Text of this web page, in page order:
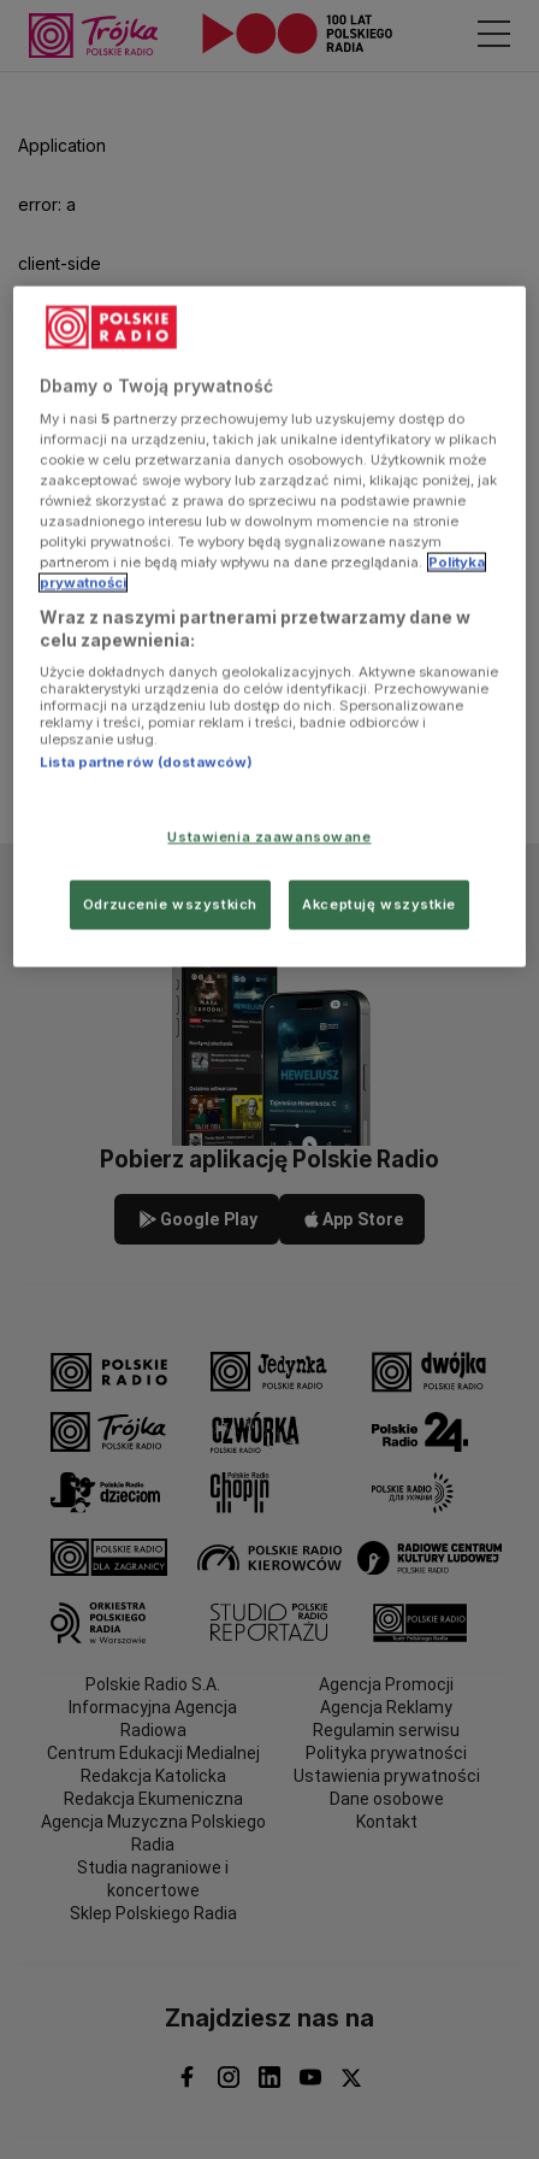
Application
error: a
client-side
exception
has
occurred
(see the
browser
console for
more
information)
aby
odtwarzać.
Pobierz aplikację Polskie Radio
Google Play App Store
Polskie Radio S.A.
Informacyjna Agencja
Radiowa
Centrum Edukacji Medialnej
Redakcja Katolicka
Redakcja Ekumeniczna
Agencja Muzyczna Polskiego
Radia
Studia nagraniowe i
koncertowe
Sklep Polskiego Radia
Agencja Promocji
Agencja Reklamy
Regulamin serwisu
Polityka prywatności
Ustawienia prywatności
Dane osobowe
Kontakt
Znajdziesz nas na
Dbamy o Twoją prywatność
My i nasi5 partnerzy przechowujemy lub uzyskujemy dostęp do
informacji na urządzeniu, takich jak unikalne identyfikatory w plikach
cookie w celu przetwarzania danych osobowych. Użytkownik może
zaakceptować swoje wybory lub zarządzać nimi, klikając poniżej, jak
również skorzystać z prawa do sprzeciwu na podstawie prawnie
uzasadnionego interesu lub w dowolnym momencie na stronie
polityki prywatności. Te wybory będą sygnalizowane naszym
partnerom i nie będą miały wpływu na dane przeglądania. Polityka
prywatności
Wraz z naszymi partnerami przetwarzamy dane w
celu zapewnienia:
Użycie dokładnych danych geolokalizacyjnych. Aktywne skanowanie
charakterystyki urządzenia do celów identyfikacji. Przechowywanie
informacji na urządzeniu lub dostęp do nich. Spersonalizowane
reklamy i treści, pomiar reklam i treści, badnie odbiorców i
ulepszanie usług.
Lista partnerów (dostawców)
Ustawienia zaawansowane
Odrzucenie wszystkich Akceptuję wszystkie